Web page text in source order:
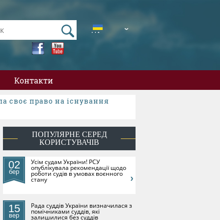
UA
Контакти
своє право на існування
ПОПУЛЯРНЕ СЕРЕД
КОРИСТУВАЧІВ
02
бер
​Усім судам України! РСУ
опублікувала рекомендації щодо
роботи судів в умовах воєнного
стану
15
вер
Рада суддів України визначилася з
помічниками суддів, які
залишилися без суддів